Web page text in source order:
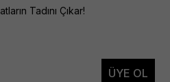
Tadını Çıkar!
ÜYE OL